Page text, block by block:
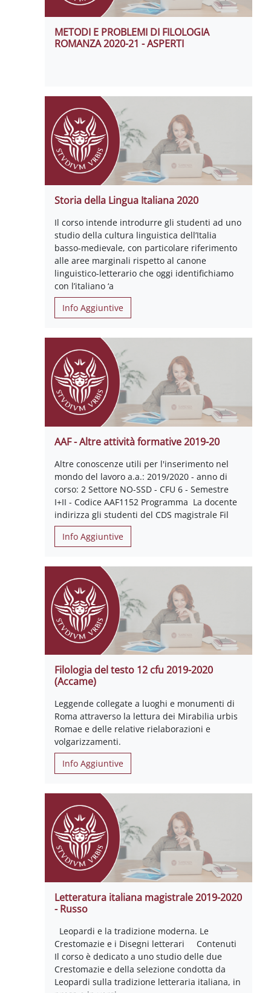
METODI E PROBLEMI DI FILOLOGIA
ROMANZA 2020-21 - ASPERTI
Storia della Lingua Italiana 2020
Il corso intende introdurre gli studenti ad uno
studio della cultura linguistica dell’Italia
basso-medievale, con particolare riferimento
alle aree marginali rispetto al canone
linguistico-letterario che oggi identifichiamo
con l’italiano ‘a
Info Aggiuntive
AAF - Altre attività formative 2019-20
Altre conoscenze utili per l'inserimento nel
mondo del lavoro a.a.: 2019/2020 - anno di
corso: 2 Settore NO-SSD - CFU 6 - Semestre
I+II - Codice AAF1152 Programma La docente
indirizza gli studenti del CDS magistrale Fil
Info Aggiuntive
Filologia del testo 12 cfu 2019-2020
(Accame)
Leggende collegate a luoghi e monumenti di
Roma attraverso la lettura dei Mirabilia urbis
Romae e delle relative rielaborazioni e
volgarizzamenti.
Info Aggiuntive
Letteratura italiana magistrale 2019-2020
- Russo
Leopardi e la tradizione moderna. Le
Crestomazie e i Disegni letterari Contenuti
Il corso è dedicato a uno studio delle due
Crestomazie e della selezione condotta da
Leopardi sulla tradizione letteraria italiana, in